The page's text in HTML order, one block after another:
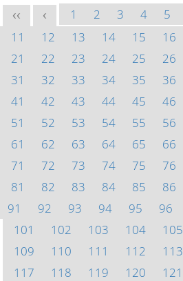
<< < 1 2 3 4 5
11
12 13 14 15 16
21
22 23 24 25 26
31
32 33 34 35 36
41
42 43 44 45 46
51
52 53 54 55 56
61
62 63 64 65 66
71
72 73 74 75 76
81
82 83 84 85 86
91
92 93 94 95 96
101
102 103 104 105
109
110 111 112 113
117
118 119 120 121